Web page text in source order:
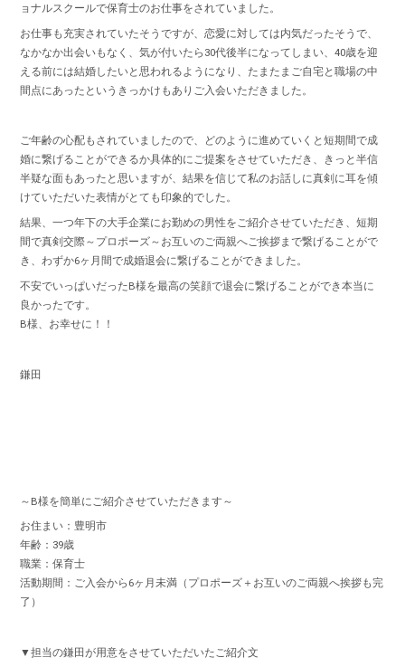
ョナルスクールで保育士のお仕事をされていました。
お仕事も充実されていたそうですが、恋愛に対しては内気だったそうで、
なかなか出会いもなく、気が付いたら30代後半になってしまい、40歳を迎
える前には結婚したいと思われるようになり、たまたまご自宅と職場の中
間点にあったというきっかけもありご入会いただきました。
ご年齢の心配もされていましたので、どのように進めていくと短期間で成
婚に繋げることができるか具体的にご提案をさせていただき、きっと半信
半疑な面もあったと思いますが、結果を信じて私のお話しに真剣に耳を傾
けていただいた表情がとても印象的でした。
結果、一つ年下の大手企業にお勤めの男性をご紹介させていただき、短期
間で真剣交際～プロポーズ～お互いのご両親へご挨拶まで繋げることがで
き、わずか6ヶ月間で成婚退会に繋げることができました。
不安でいっぱいだったB様を最高の笑顔で退会に繋げることができ本当に
良かったです。
B様、お幸せに！！
鎌田
～B様を簡単にご紹介させていただきます～
お住まい：豊明市
年齢：39歳
職業：保育士
活動期間：ご入会から6ヶ月未満（プロポーズ＋お互いのご両親へ挨拶も完
了）
▼担当の鎌田が用意をさせていただいたご紹介文